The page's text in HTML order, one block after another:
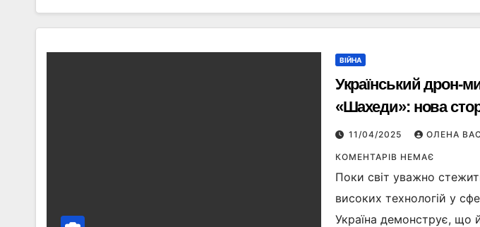
ВІЙНА
Український дрон-
«Шахеди»: нова
протиповітряної
11/04/2025 ОЛЕНА
КОМЕНТАРІВ НЕМАЄ
Поки світ уважно
високих технологій у
Україна демонструє, що